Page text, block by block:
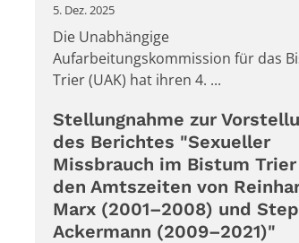
5. Dez. 2025
Die Unabhängige
Aufarbeitungskommission für das
Trier (UAK) hat ihren 4. ...
Stellungnahme zur
des Berichtes "Sexueller
Missbrauch im Bistum
den Amtszeiten von
Marx (2001–2008) und
Ackermann (2009–2021)"